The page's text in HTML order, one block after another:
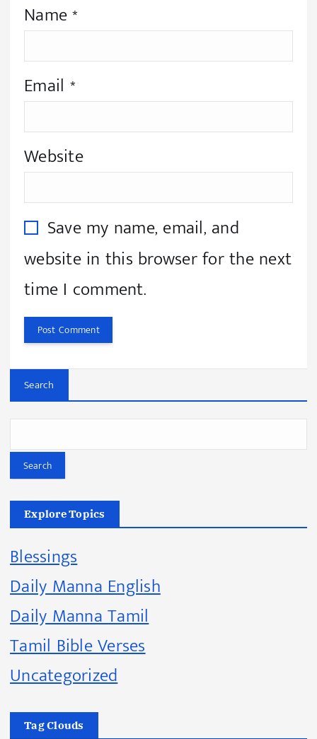
Name*
Email *
Website
Save my name, email, and
website in this browser for the next
time I comment.
Search
Search
Explore Topics
Blessings
Daily Manna English
Daily Manna Tamil
Tamil Bible Verses
Uncategorized
Tag Clouds